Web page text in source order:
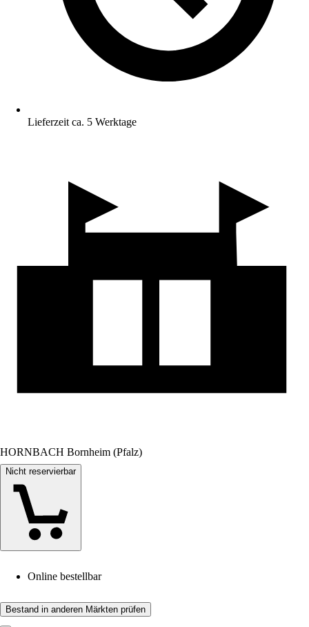
Lieferzeit ca. 5 Werktage
HORNBACH Bornheim (Pfalz)
Nicht reservierbar
Online bestellbar
Bestand in anderen Märkten prüfen